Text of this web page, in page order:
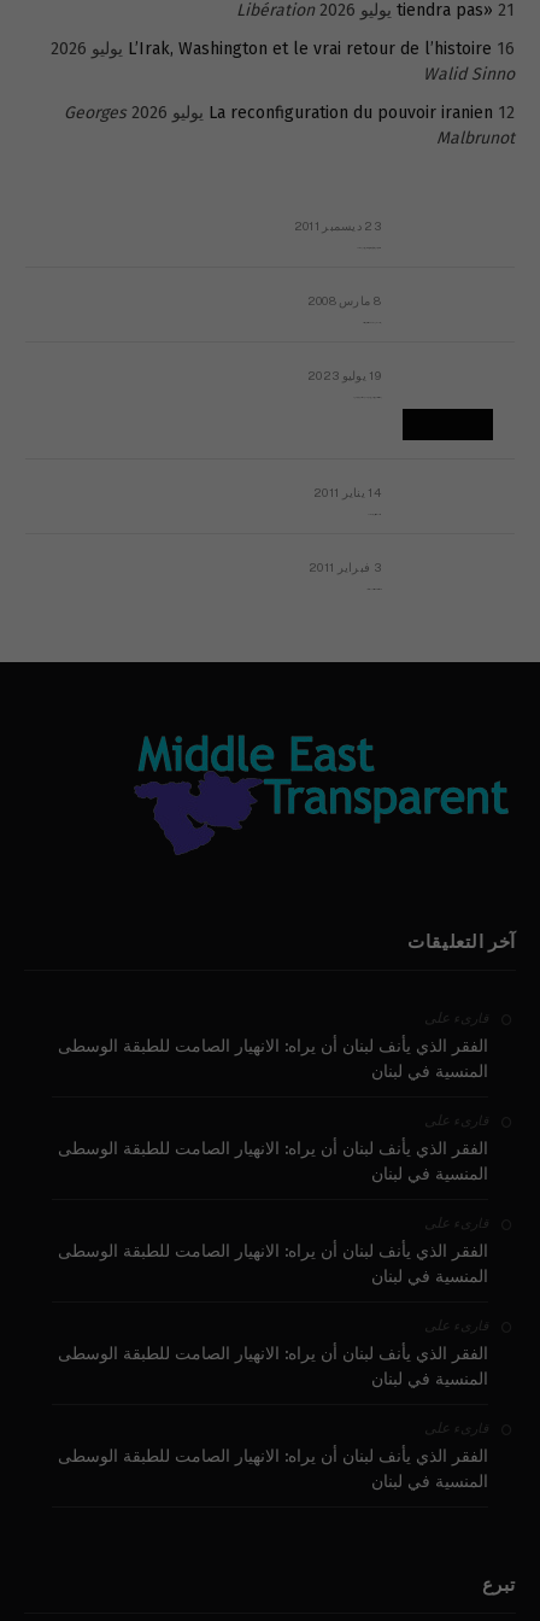
tiendra pas» 21 يوليو 2026
Libération
L’Irak, Washington et le vrai retour de l’histoire 16 يوليو 2026
Walid Sinno
La reconfiguration du pouvoir iranien 12 يوليو 2026
Georges
Malbrunot
23 ديسمبر 2011
8 مارس 2008
19 يوليو 2023
14 يناير 2011
3 فبراير 2011
آخر التعليقات
قارىء على
الفقر الذي يأنف لبنان أن يراه: الانهيار الصامت للطبقة الوسطى
المنسية في لبنان
قارىء على
الفقر الذي يأنف لبنان أن يراه: الانهيار الصامت للطبقة الوسطى
المنسية في لبنان
قارىء على
الفقر الذي يأنف لبنان أن يراه: الانهيار الصامت للطبقة الوسطى
المنسية في لبنان
قارىء على
الفقر الذي يأنف لبنان أن يراه: الانهيار الصامت للطبقة الوسطى
المنسية في لبنان
قارىء على
الفقر الذي يأنف لبنان أن يراه: الانهيار الصامت للطبقة الوسطى
المنسية في لبنان
تبرع